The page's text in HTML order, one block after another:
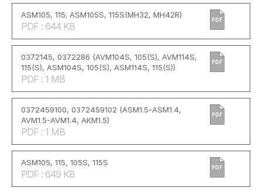
ASM105, 115; ASM105S, 115S(MH32, MH42R)
PDF : 644 KB
PDF
0372145, 0372286 (AVM104S, 105(S), AVM114S,
115(S), ASM104S, 105(S), ASM114S, 115(S))
PDF : 1 MB
PDF
0372459100, 0372459102 (ASM1.5-ASM1.4,
AVM1.5-AVM1.4, AKM1.5)
PDF : 1 MB
PDF
ASM105, 115, 105S, 115S
PDF : 649 KB
PDF